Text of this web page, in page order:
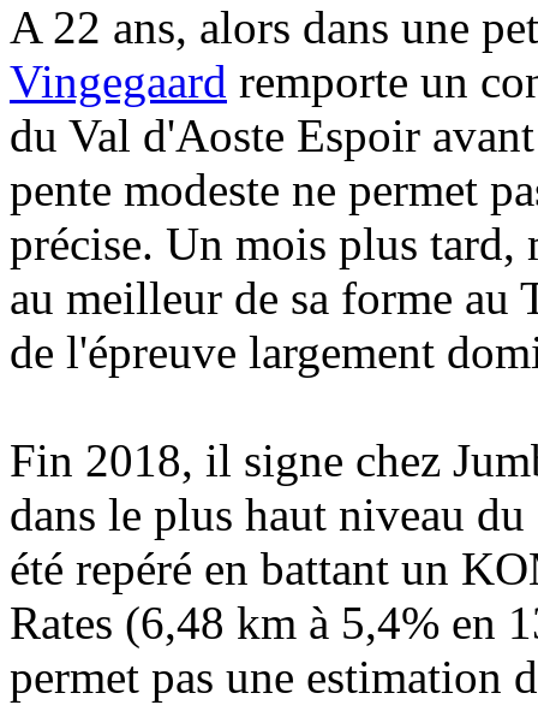
A 22 ans, alors dans une
Vingegaard remporte un
du Val d'Aoste Espoir
pente modeste ne permet
précise. Un mois plus tard,
au meilleur de sa forme au
de l'épreuve largement
Fin 2018, il signe chez
dans le plus haut niveau
été repéré en battant un
Rates (6,48 km à 5,4% en
permet pas une estimation